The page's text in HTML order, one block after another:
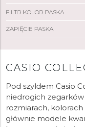
FILTR KOLOR PASKA
ZAPIĘCIE PASKA
CASIO
Pod szyldem Casio
niedrogich zegarków
rozmiarach,
głównie modele